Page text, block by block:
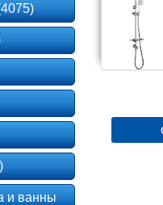
и ванны